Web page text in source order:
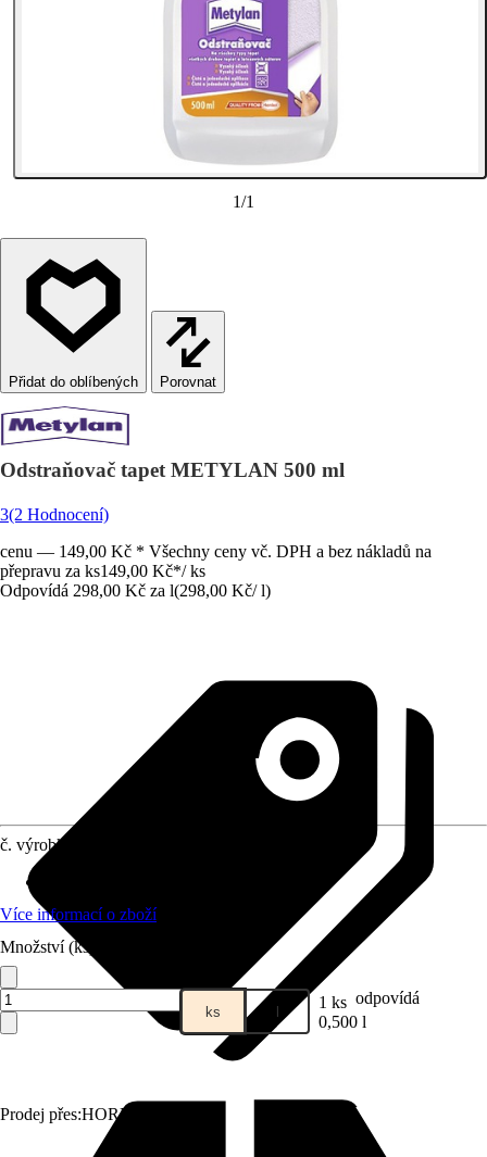
1/1
Porovnat
Odstraňovač tapet METYLAN 500 ml
3(2 Hodnocení)
cenu — 149,00 Kč * Všechny ceny vč. DPH a bez nákladů na
přepravu za ks149,00 Kč*/ ks
Odpovídá 298,00 Kč za l(298,00 Kč/ l)
Prodej přes:HORNBACH
č. výrobku
Více informací o zboží
Množství (ks)
ks l 1 ks odpovídá
0,500 l